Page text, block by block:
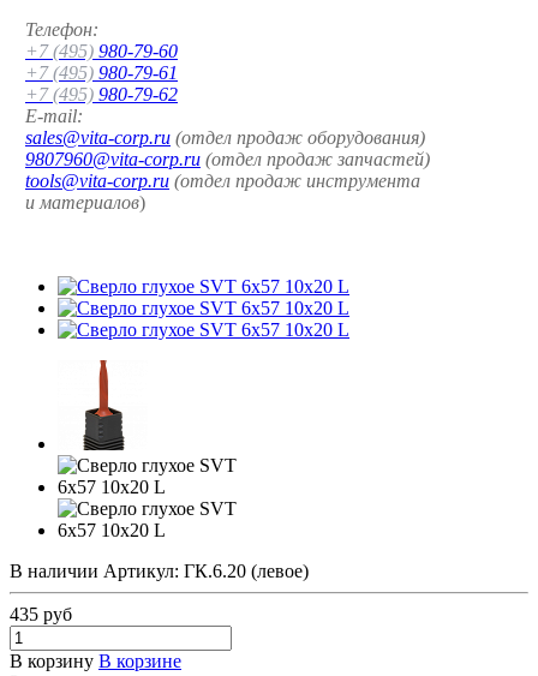
Телефон:
+7 (495) 980-79-60
+7 (495) 980-79-61
+7 (495) 980-79-62
E-mail:
sales@vita-corp.ru (отдел продаж оборудования)
9807960@vita-corp.ru (отдел продаж запчастей)
tools@vita-corp.ru (отдел продаж инструмента
и материалов)
В наличии Артикул: ГК.6.20 (левое)
435 руб
В корзину В корзине